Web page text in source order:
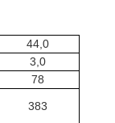
44,0
3,0
78
383